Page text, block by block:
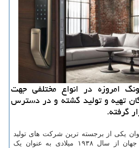
امروزه در انواع مختلفی جهت
تهیه و تولید گشته و در دسترس
گرفته.
یکی از برجسته ترین شرکت های تولید
کننده کالای دیجیتال در جهان از سال ۱۹۳۸ میلادی به عنوان یک